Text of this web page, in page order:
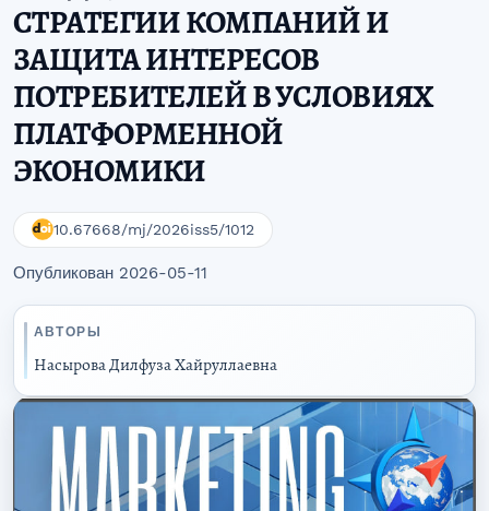
СТРАТЕГИИ КОМПАНИЙ И
ЗАЩИТА ИНТЕРЕСОВ
ПОТРЕБИТЕЛЕЙ В УСЛОВИЯХ
ПЛАТФОРМЕННОЙ
ЭКОНОМИКИ
10.67668/mj/2026iss5/1012
Опубликован 2026-05-11
АВТОРЫ
Насырова Дилфуза Хайруллаевна